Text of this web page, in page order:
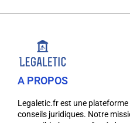
A PROPOS
Legaletic.fr est une plateforme
conseils juridiques. Notre